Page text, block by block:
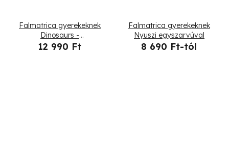
Falmatrica gyerekeknek
Dinosaurs -
brontosaurusok,
12 990 Ft
Falmatrica gyerekeknek
Nyuszi egyszarvúval
8 690 Ft-tól